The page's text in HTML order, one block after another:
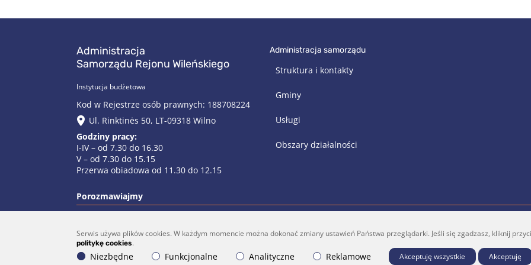
Administracja
Samorządu Rejonu Wileńskiego
Instytucja budżetowa
Kod w Rejestrze osób prawnych: 188708224
Ul. Rinktinės 50, LT-09318 Wilno
Godziny pracy:
I-IV – od 7.30 do 16.30
V – od 7.30 do 15.15
Przerwa obiadowa od 11.30 do 12.15
administracja samorządu
Struktura i kontakty
Gminy
Usługi
Obszary działalności
Porozmawiajmy
(0 5)  275 1990 vrsa@vrsa.lt Facebook
Serwis używa plików cookies. W każdym momencie można dokonać zmiany ustawień Państwa przeglądarki. Jeśli się zgadzasz, kliknij
politykę cookies.
Niezbędne Funkcjonalne Analityczne Reklamowe Akceptuję wszystkie Akceptuję